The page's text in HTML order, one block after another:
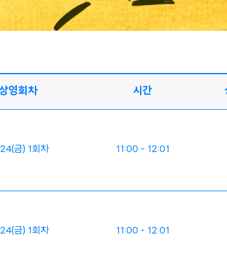
영회차 시간
금) 1회차 11:00 - 12:01
금) 1회차 11:00 - 12:01